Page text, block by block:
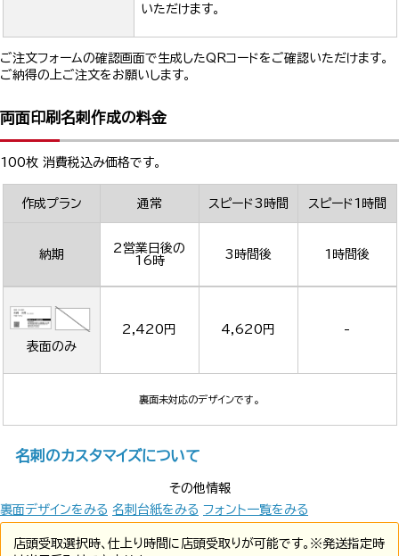
いただけます。
ご注文フォームの確認画面で生成したQRコードをご確認いただけます。
ご納得の上ご注文をお願いします。
両面印刷名刺作成の料金
100枚 消費税込み価格です。
作成プラン 通常 スピード3時間 スピード1時間
納期
2営業日後の
16時
3時間後 1時間後
表面のみ
2,420円 4,620円 -
裏面未対応のデザインです。
名刺のカスタマイズについて
その他情報
裏面デザインをみる 名刺台紙をみる フォント一覧をみる
店頭受取選択時、仕上り時間に店頭受取りが可能です。※発送指定時